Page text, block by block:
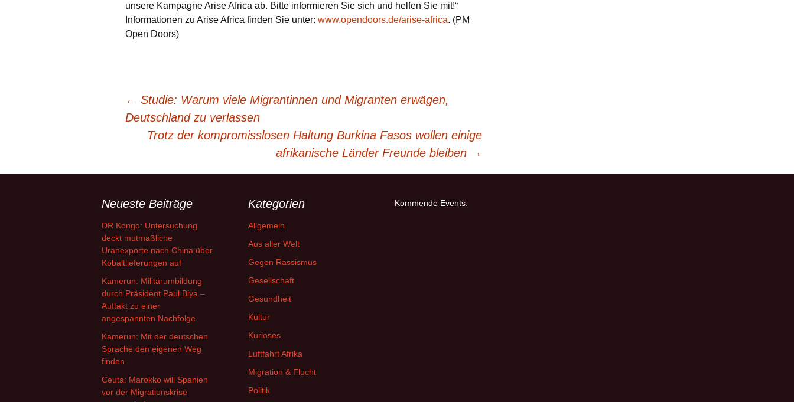
unsere Kampagne Arise Africa ab. Bitte informieren Sie sich und helfen Sie mit!“
Informationen zu Arise Africa finden Sie unter: www.opendoors.de/arise-africa. (PM
Open Doors)
Beitragsnavigation
← Studie: Warum viele Migrantinnen und Migranten erwägen,
Deutschland zu verlassen
Trotz der kompromisslosen Haltung Burkina Fasos wollen einige
afrikanische Länder Freunde bleiben →
Neueste Beiträge
DR Kongo: Untersuchung
deckt mutmaßliche
Uranexporte nach China über
Kobaltlieferungen auf
Kamerun: Militärumbildung
durch Präsident Paul Biya –
Auftakt zu einer
angespannten Nachfolge
Kamerun: Mit der deutschen
Sprache den eigenen Weg
finden
Ceuta: Marokko will Spanien
vor der Migrationskrise
Kategorien
Allgemein
Aus aller Welt
Gegen Rassismus
Gesellschaft
Gesundheit
Kultur
Kurioses
Luftfahrt Afrika
Migration & Flucht
Politik
Kommende Events: